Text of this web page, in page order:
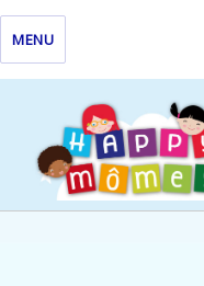
MENU